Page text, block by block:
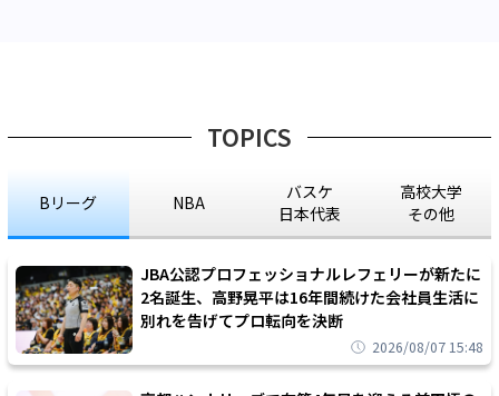
TOPICS
Bリーグ NBA
バスケ
日本代表
高校大学
その他
JBA公認プロフェッショナルレフェリーが新たに
2名誕生、高野晃平は16年間続けた会社員生活に
別れを告げてプロ転向を決断
2026/08/07 15:48